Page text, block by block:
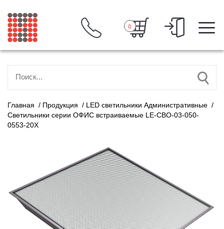
0
Главная / Продукция / LED светильники Административные /
Светильники серии ОФИС встраиваемые LE-СВО-03-050-
0553-20Х